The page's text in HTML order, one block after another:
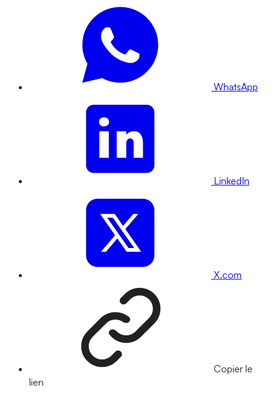
WhatsApp
LinkedIn
X.com
Copier le
lien